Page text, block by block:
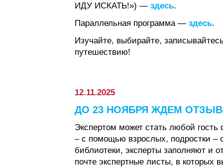
ИДУ ИСКАТЬ!») — здесь.
Параллельная программа — здесь.
Изучайте, выбирайте,
путешествию!
12.11.2025
ДО 23 НОЯБРЯ ЖДЕМ
Экспертом может стать любой
– с помощью взрослых, подростки –
библиотеки, эксперты заполняют и
почте экспертные листы, в которых